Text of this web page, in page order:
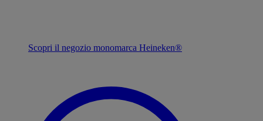
Scopri il negozio monomarca Heineken®